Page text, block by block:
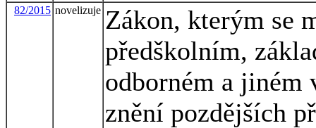
82/2015 novelizuje Zákon, kterým se
předškolním,
odborném a jiném
znění pozdějších